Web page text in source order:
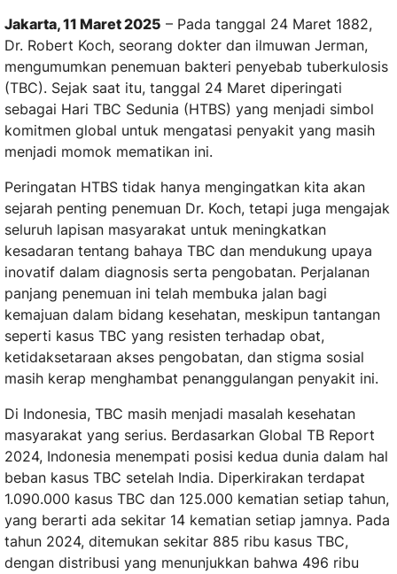
Jakarta, 11 Maret 2025 – Pada tanggal 24 Maret 1882,
Dr. Robert Koch, seorang dokter dan ilmuwan Jerman,
mengumumkan penemuan bakteri penyebab tuberkulosis
(TBC). Sejak saat itu, tanggal 24 Maret diperingati
sebagai Hari TBC Sedunia (HTBS) yang menjadi simbol
komitmen global untuk mengatasi penyakit yang masih
menjadi momok mematikan ini.
Peringatan HTBS tidak hanya mengingatkan kita akan
sejarah penting penemuan Dr. Koch, tetapi juga mengajak
seluruh lapisan masyarakat untuk meningkatkan
kesadaran tentang bahaya TBC dan mendukung upaya
inovatif dalam diagnosis serta pengobatan. Perjalanan
panjang penemuan ini telah membuka jalan bagi
kemajuan dalam bidang kesehatan, meskipun tantangan
seperti kasus TBC yang resisten terhadap obat,
ketidaksetaraan akses pengobatan, dan stigma sosial
masih kerap menghambat penanggulangan penyakit ini.
Di Indonesia, TBC masih menjadi masalah kesehatan
masyarakat yang serius. Berdasarkan Global TB Report
2024, Indonesia menempati posisi kedua dunia dalam hal
beban kasus TBC setelah India. Diperkirakan terdapat
1.090.000 kasus TBC dan 125.000 kematian setiap tahun,
yang berarti ada sekitar 14 kematian setiap jamnya. Pada
tahun 2024, ditemukan sekitar 885 ribu kasus TBC,
dengan distribusi yang menunjukkan bahwa 496 ribu